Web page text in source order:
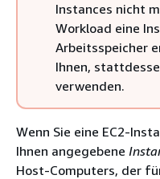
Instances nicht
Workload eine
Arbeitsspeicher
Ihnen,
verwenden.
Wenn Sie eine EC2-
Ihnen angegebene
Host-Computers, der